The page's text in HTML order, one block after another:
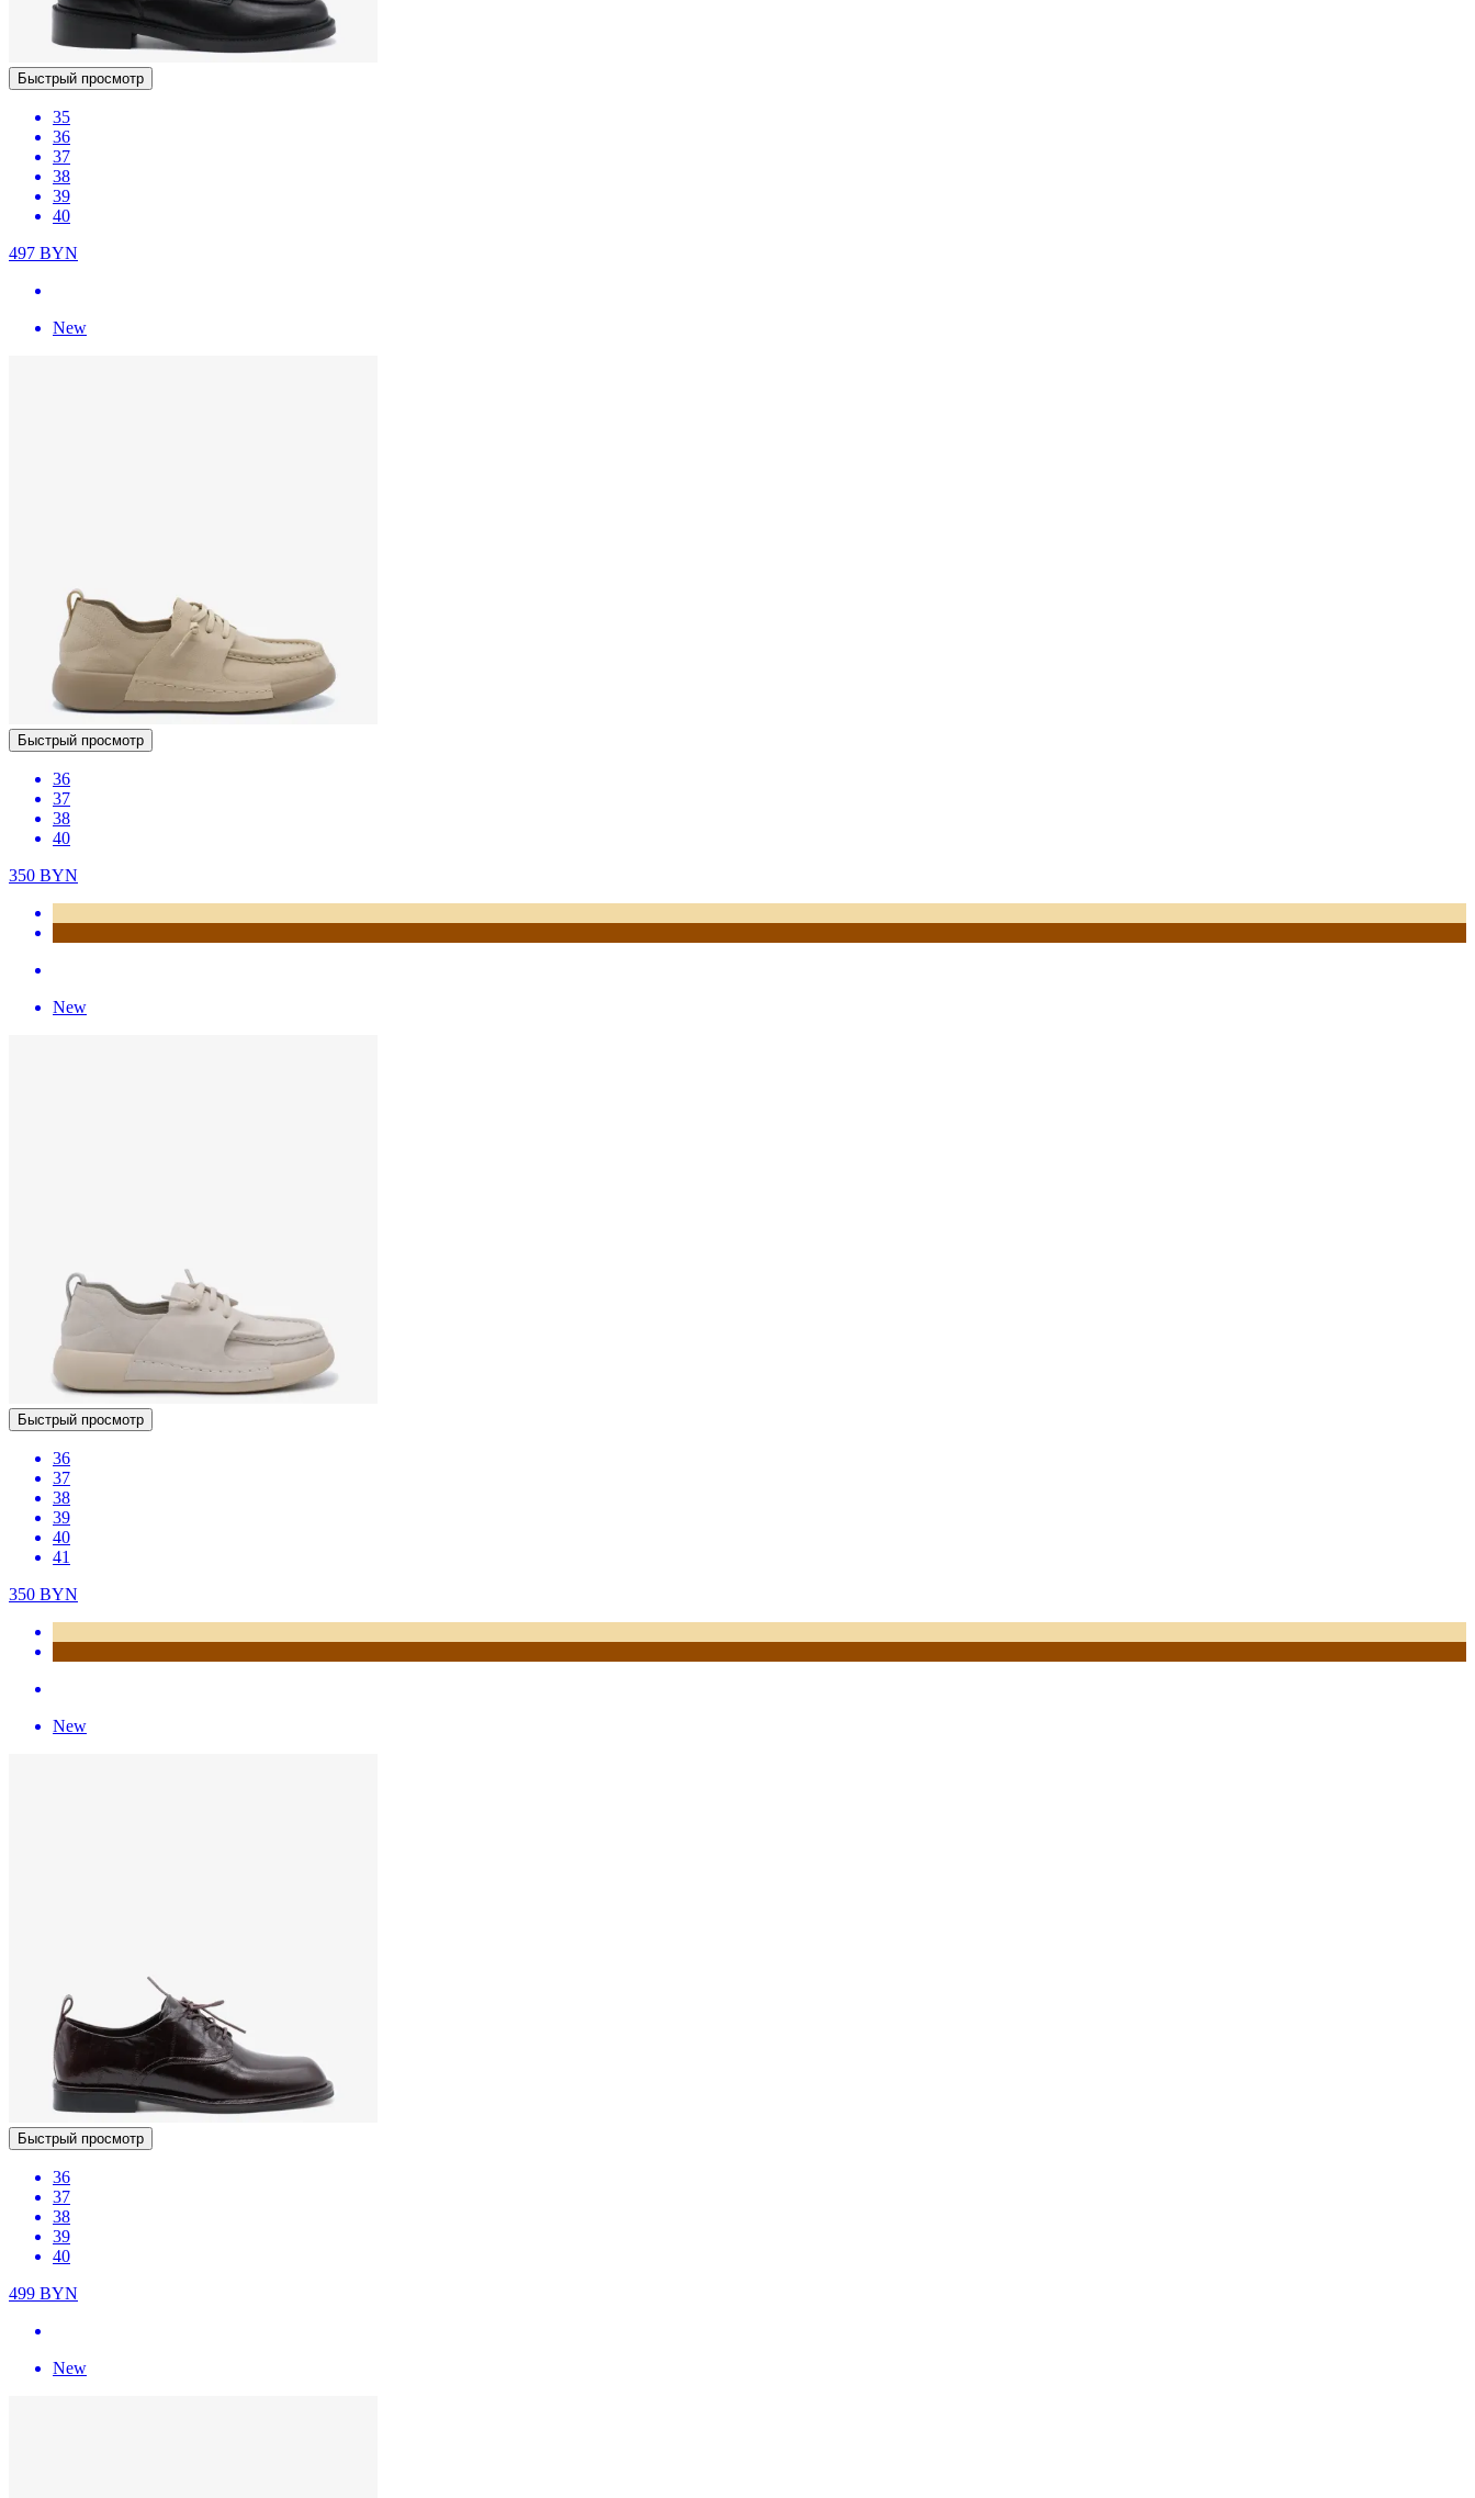
Быстрый просмотр
35
36
37
38
39
40
497 BYN
New
Быстрый просмотр
36
37
38
40
350 BYN
New
Быстрый просмотр
36
37
38
39
40
41
350 BYN
New
Быстрый просмотр
36
37
38
39
40
499 BYN
New